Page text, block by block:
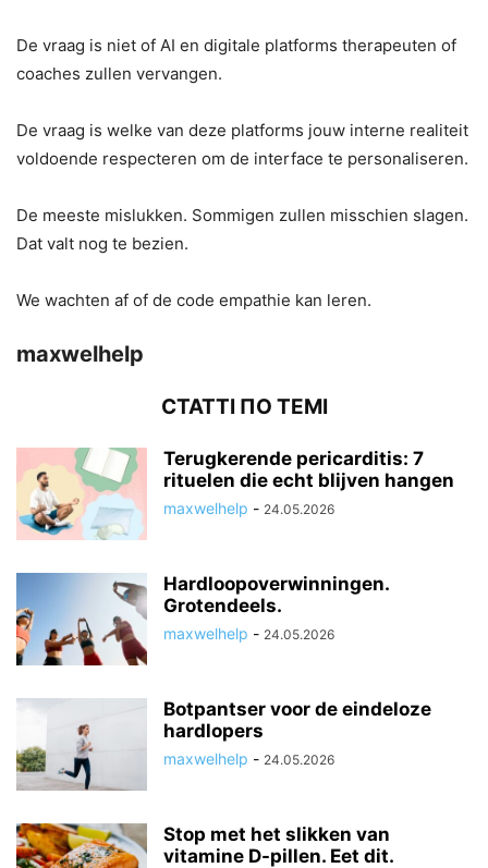
De vraag is niet of AI en digitale platforms therapeuten of
coaches zullen vervangen.
De vraag is welke van deze platforms jouw interne realiteit
voldoende respecteren om de interface te personaliseren.
De meeste mislukken. Sommigen zullen misschien slagen.
Dat valt nog te bezien.
We wachten af ​​of de code empathie kan leren.
maxwelhelp
СТАТТІ ПО ТЕМІ
Terugkerende pericarditis: 7
rituelen die echt blijven hangen
maxwelhelp - 24.05.2026
Hardloopoverwinningen.
Grotendeels.
maxwelhelp - 24.05.2026
Botpantser voor de eindeloze
hardlopers
maxwelhelp - 24.05.2026
Stop met het slikken van
vitamine D-pillen. Eet dit.